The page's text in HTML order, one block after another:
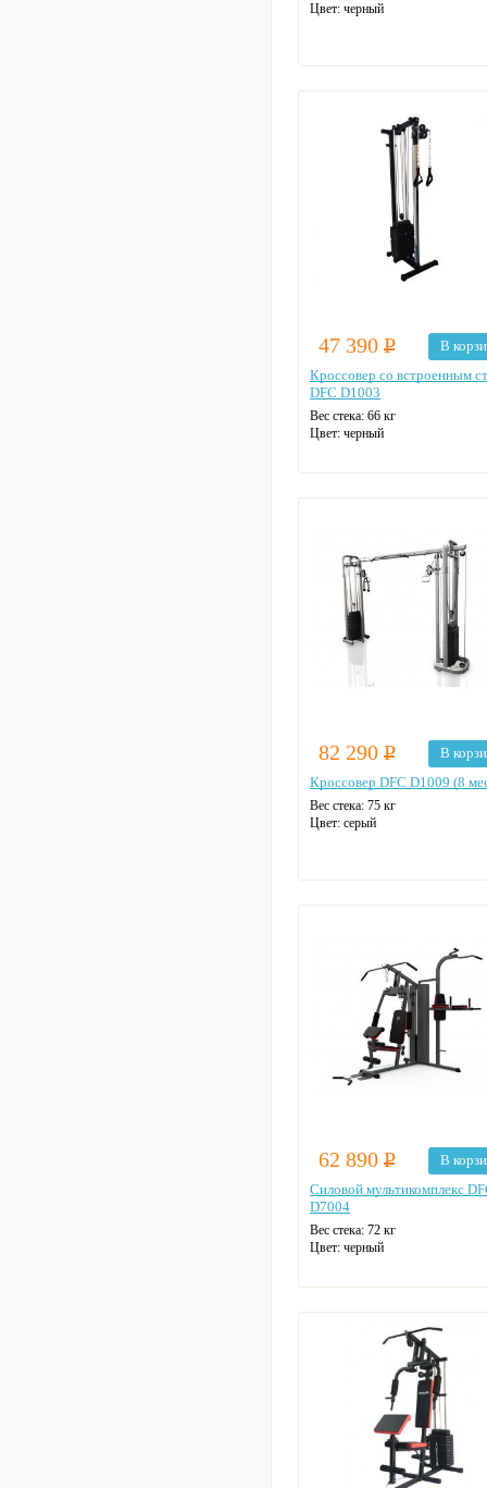
Цвет: черный
47 390 Р
В
Кроссовер со встроенным
DFC D1003
Вес стека: 66 кг
Цвет: черный
82 290 Р
В
Кроссовер DFC D1009 (8
Вес стека: 75 кг
Цвет: серый
62 890 Р
В
Силовой мультикомплекс
D7004
Вес стека: 72 кг
Цвет: черный